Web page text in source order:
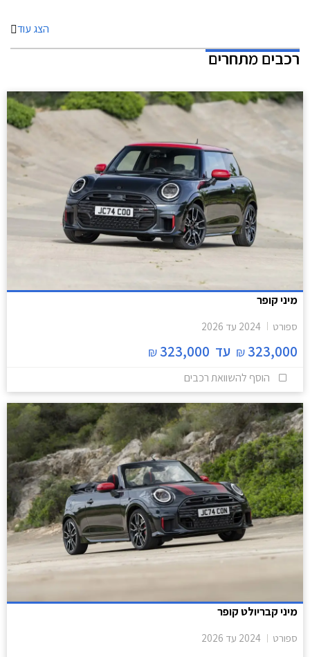
הצג עוד
רכבים מתחרים
מיני קופר
ספורט 2024 עד 2026
323,000
₪ עד 323,000
₪
הוסף להשוואת רכבים
מיני קבריולט קופר
ספורט 2024 עד 2026